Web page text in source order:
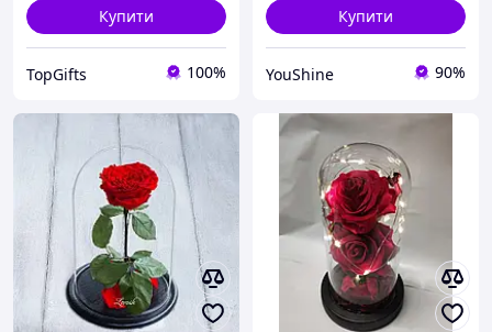
Купити
TopGifts 100%
Купити
YouShine 90%